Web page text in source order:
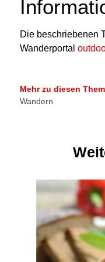
Die beschriebenen
Wanderportal
Mehr zu diesen
Wandern